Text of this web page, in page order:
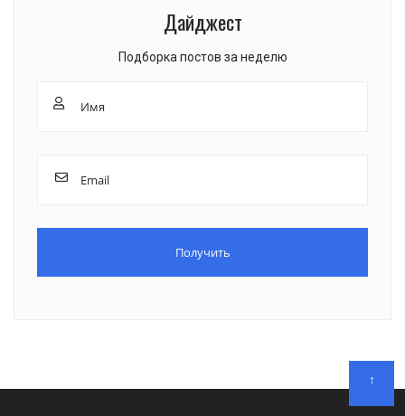
Дайджест
Подборка постов за неделю
↑